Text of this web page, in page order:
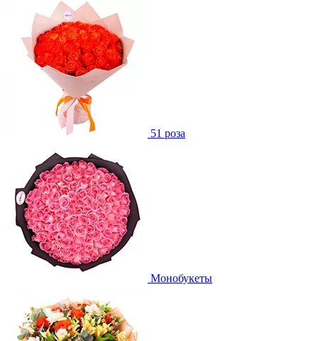
51 роза
Монобукеты